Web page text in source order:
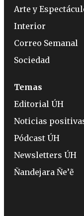
Arte y
Interior
Correo Semanal
Sociedad
Temas
Editorial ÚH
Noticias
Pódcast ÚH
Newsletters ÚH
Ñandejara Ñe’ẽ